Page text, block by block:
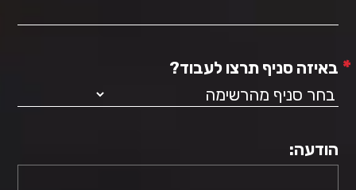
*באיזה סניף תרצו לעבוד?
הודעה: